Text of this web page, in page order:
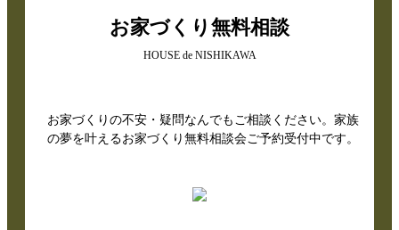
お家づくり無料相談
HOUSE de NISHIKAWA
お家づくりの不安・疑問なんでもご相談ください。家族
の夢を叶えるお家づくり無料相談会ご予約受付中です。